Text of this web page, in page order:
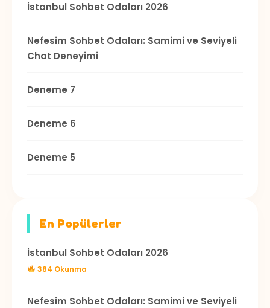
İstanbul Sohbet Odaları 2026
Nefesim Sohbet Odaları: Samimi ve Seviyeli
Chat Deneyimi
Deneme 7
Deneme 6
Deneme 5
En Popülerler
İstanbul Sohbet Odaları 2026
384 Okunma
Nefesim Sohbet Odaları: Samimi ve Seviyeli